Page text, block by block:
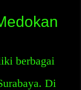
berbagai
Di